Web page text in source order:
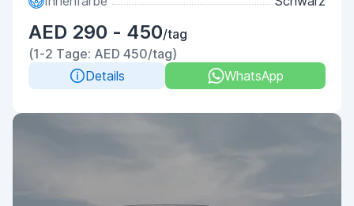
AED 290 - 450/tag
(1-2 Tage: AED 450/tag)
Details
WhatsApp